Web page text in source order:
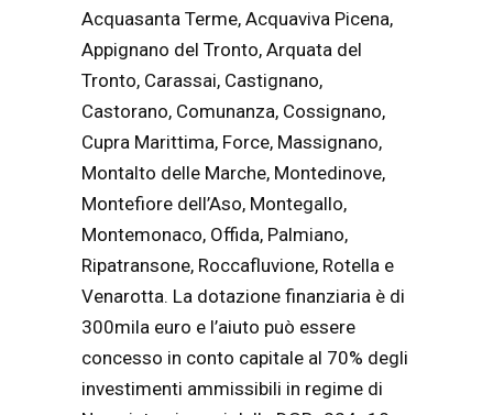
Acquasanta Terme, Acquaviva Picena,
Appignano del Tronto, Arquata del
Tronto, Carassai, Castignano,
Castorano, Comunanza, Cossignano,
Cupra Marittima, Force, Massignano,
Montalto delle Marche, Montedinove,
Montefiore dell’Aso, Montegallo,
Montemonaco, Offida, Palmiano,
Ripatransone, Roccafluvione, Rotella e
Venarotta. La dotazione finanziaria è di
300mila euro e l’aiuto può essere
concesso in conto capitale al 70% degli
investimenti ammissibili in regime di